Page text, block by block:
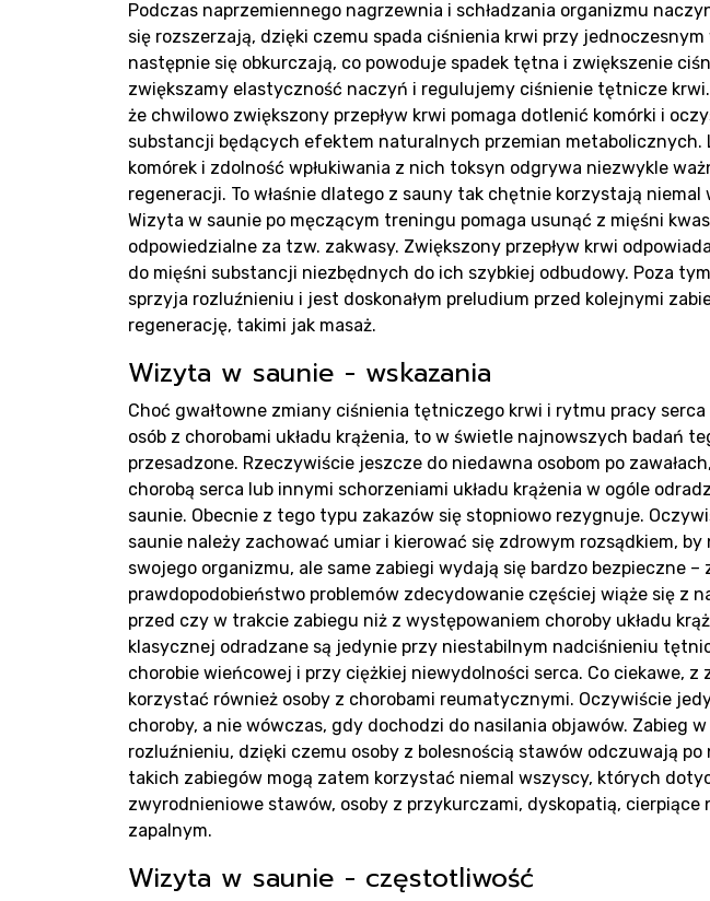
Blog
Podczas naprzemiennego nagrzewnia i schładzania organizmu
się rozszerzają, dzięki czemu spada ciśnienia krwi przy
następnie się obkurczają, co powoduje spadek tętna i zwiększenie
zwiększamy elastyczność naczyń i regulujemy ciśnienie tętnicze
że chwilowo zwiększony przepływ krwi pomaga dotlenić komórki i
substancji będących efektem naturalnych przemian metabolicznych.
komórek i zdolność wpłukiwania z nich toksyn odgrywa niezwykle
regeneracji. To właśnie dlatego z sauny tak chętnie korzystają niemal
Wizyta w saunie po męczącym treningu pomaga usunąć z mięśni
odpowiedzialne za tzw. zakwasy. Zwiększony przepływ krwi
do mięśni substancji niezbędnych do ich szybkiej odbudowy. Poza
sprzyja rozluźnieniu i jest doskonałym preludium przed kolejnymi
regenerację, takimi jak masaż.
Wizyta w saunie - wskazania
Choć gwałtowne zmiany ciśnienia tętniczego krwi i rytmu pracy
osób z chorobami układu krążenia, to w świetle najnowszych badań
przesadzone. Rzeczywiście jeszcze do niedawna osobom po
chorobą serca lub innymi schorzeniami układu krążenia w ogóle
saunie. Obecnie z tego typu zakazów się stopniowo rezygnuje.
saunie należy zachować umiar i kierować się zdrowym rozsądkiem,
swojego organizmu, ale same zabiegi wydają się bardzo bezpieczne –
prawdopodobieństwo problemów zdecydowanie częściej wiąże się z
przed czy w trakcie zabiegu niż z występowaniem choroby układu
klasycznej odradzane są jedynie przy niestabilnym nadciśnieniu
chorobie wieńcowej i przy ciężkiej niewydolności serca. Co ciekawe, z
korzystać również osoby z chorobami reumatycznymi. Oczywiście
choroby, a nie wówczas, gdy dochodzi do nasilania objawów. Zabieg
rozluźnieniu, dzięki czemu osoby z bolesnością stawów odczuwają po
takich zabiegów mogą zatem korzystać niemal wszyscy, których
zwyrodnieniowe stawów, osoby z przykurczami, dyskopatią, cierpiące
zapalnym.
Wizyta w saunie - częstotliwość